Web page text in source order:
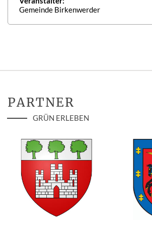
Gemeinde Birkenwerder
PARTNER
GRÜN ERLEBEN